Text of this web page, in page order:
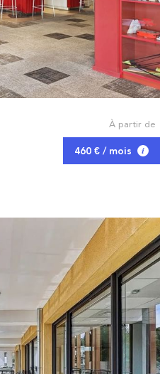
À partir de
460 € / mois